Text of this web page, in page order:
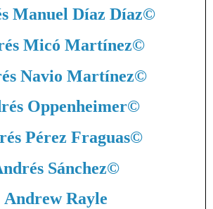
Manuel Díaz Díaz©
Micó Martínez©
Navio Martínez©
Oppenheimer©
Pérez Fraguas©
Sánchez©
Andrew Rayle